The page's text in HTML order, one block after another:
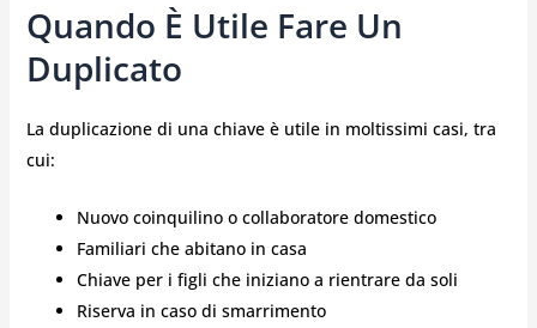
Quando È Utile Fare Un
Duplicato
La duplicazione di una chiave è utile in moltissimi casi, tra
cui:
Nuovo coinquilino o collaboratore domestico
Familiari che abitano in casa
Chiave per i figli che iniziano a rientrare da soli
Riserva in caso di smarrimento